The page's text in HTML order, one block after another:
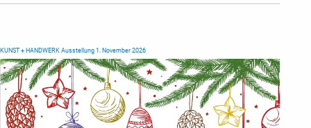
KUNST + HANDWERK Ausstellung 1. November 2026